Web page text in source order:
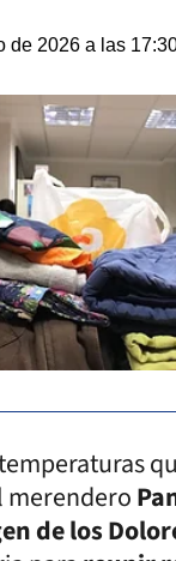
de 2026 a las
merendero
de los